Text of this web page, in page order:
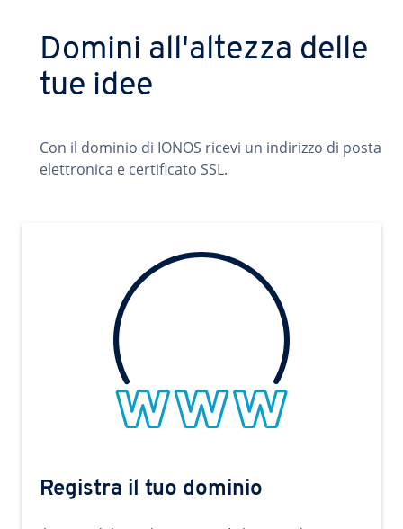
Domini all'altezza delle
tue idee
Con il dominio di IONOS ricevi un indirizzo di posta
elettronica e certificato SSL.
Registra il tuo dominio